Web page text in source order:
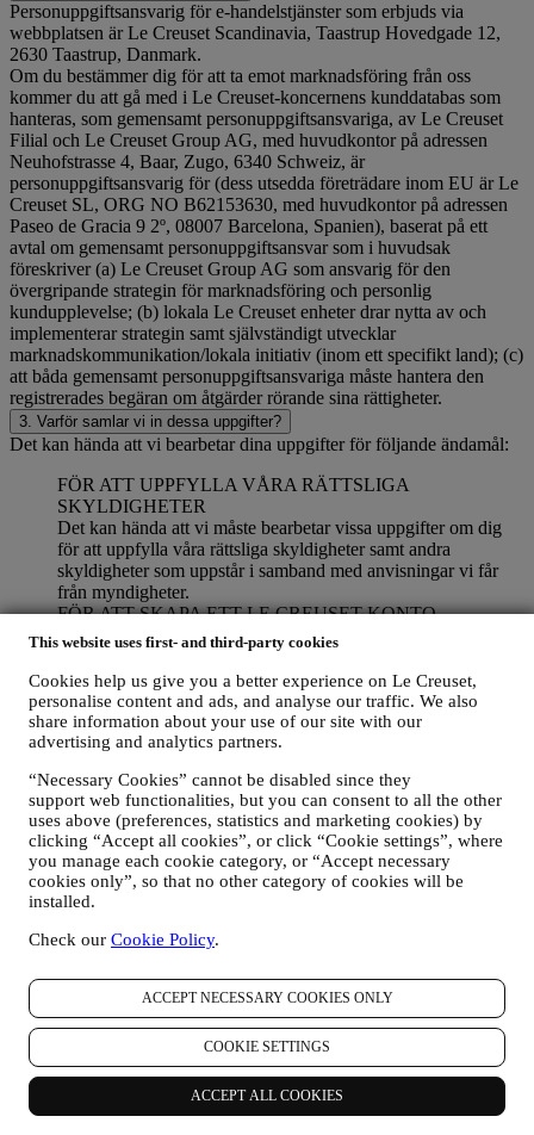
This website uses first- and third-party cookies
Cookies help us give you a better experience on Le Creuset,
personalise content and ads, and analyse our traffic. We also
share information about your use of our site with our
advertising and analytics partners.
“Necessary Cookies” cannot be disabled since they
support web functionalities, but you can consent to all the other
uses above (preferences, statistics and marketing cookies) by
clicking “Accept all cookies”, or click “Cookie settings”, where
you manage each cookie category, or “Accept necessary
cookies only”, so that no other category of cookies will be
installed.
Check our Cookie Policy.
ACCEPT NECESSARY COOKIES ONLY
COOKIE SETTINGS
ACCEPT ALL COOKIES
Personuppgiftsansvarig för e-handelstjänster som erbjuds via
webbplatsen är Le Creuset Scandinavia, Taastrup Hovedgade 12,
2630 Taastrup, Danmark.
Om du bestämmer dig för att ta emot marknadsföring från oss
kommer du att gå med i Le Creuset-koncernens kunddatabas som
hanteras, som gemensamt personuppgiftsansvariga, av Le Creuset
Filial och Le Creuset Group AG, med huvudkontor på adressen
Neuhofstrasse 4, Baar, Zugo, 6340 Schweiz, är
personuppgiftsansvarig för (dess utsedda företrädare inom EU är Le
Creuset SL, ORG NO B62153630, med huvudkontor på adressen
Paseo de Gracia 9 2º, 08007 Barcelona, Spanien), baserat på ett
avtal om gemensamt personuppgiftsansvar som i huvudsak
föreskriver (a) Le Creuset Group AG som ansvarig för den
övergripande strategin för marknadsföring och personlig
kundupplevelse; (b) lokala Le Creuset enheter drar nytta av och
implementerar strategin samt självständigt utvecklar
marknadskommunikation/lokala initiativ (inom ett specifikt land); (c)
att båda gemensamt personuppgiftsansvariga måste hantera den
registrerades begäran om åtgärder rörande sina rättigheter.
3. Varför samlar vi in dessa uppgifter?
Det kan hända att vi bearbetar dina uppgifter för följande ändamål:
FÖR ATT UPPFYLLA VÅRA RÄTTSLIGA
SKYLDIGHETER
Det kan hända att vi måste bearbetar vissa uppgifter om dig
för att uppfylla våra rättsliga skyldigheter samt andra
skyldigheter som uppstår i samband med anvisningar vi får
från myndigheter.
FÖR ATT SKAPA ETT LE CREUSET-KONTO
Vi kommer att använda dina uppgifter för att skapa ett Le
Creuset-konto som kommer att ge dig tillgång till en rad
förmåner som är begränsade till registrerade användare och
utarbetade så att man finner större nöje i våra tjänster, såsom
snabbare betalning, möjlighet att spara flera leveransadresser,
se och spåra beställningar. Sådan bearbetning bygger på ett
FÖR ATT HANTERA DINA BESTÄLLNINGAR OCH
ERBJUDA DIG VÅRA PRODUKTER, VÅRA
TJÄNSTER OCH VÅR HJÄLP
Vi kommer att använda dina uppgifter för att hantera vårt
avtalsförhållande till dig, dina produktköp via webbplatsen
och/eller i våra Le Creuset butiker, användning av
webbplatsen samt all service som erbjuds efter avslutat köp
eller ditt eventuella deltagande i tävlingar. Vi kanske måste
samband med vårt avtalsförhållande till dig, t. ex. bland annat
bokföring, fakturering och revision, verifiering av kontokort,
bedrägerikontroll, trygghet, säkerhet, systemtest, underhåll
och statistisk analys m.m. Emellanåt kan det hända att vi
måste kontakta dig på grund av administrativa eller
verksamhetsmässiga skäl. Till exempel för att skicka dig
information om ditt köp. Vi kommer också att använda dina